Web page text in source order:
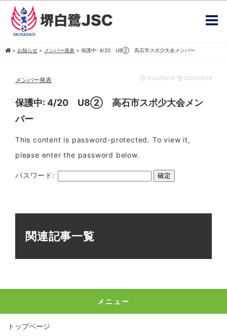
> お知らせ > メンバー発表 > 保護中: 4/20 U8② 高石市スポ少大会メンバー
メンバー発表 2024/04/19 2024/04/19
保護中: 4/20 U8② 高石市スポ少大会メン
バー
This content is password-protected. To view it,
please enter the password below.
パスワード:
関連記事一覧
メニュー
トップページ